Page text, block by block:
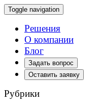
Toggle navigation
Решения
О компании
Блог
Задать вопрос
Оставить заявку
Рубрики